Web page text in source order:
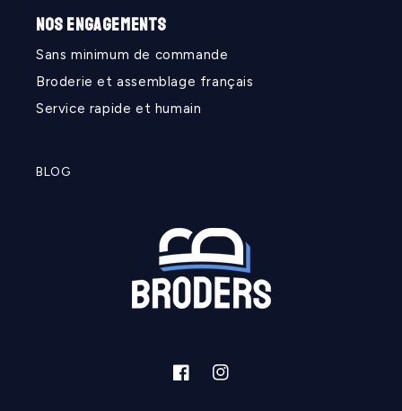
NOS ENGAGEMENTS
Sans minimum de commande
Broderie et assemblage français
Service rapide et humain
BLOG
FacebookInstagram